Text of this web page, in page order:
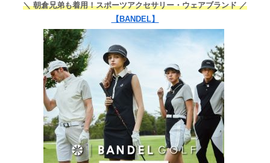
＼ 朝倉兄弟も着用！スポーツアクセサリー・ウェアブランド ／
【BANDEL】